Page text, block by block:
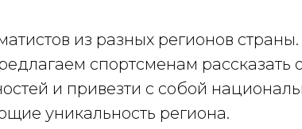
из разных регионов
спортсменам рассказать
и привезти с собой
уникальность региона.